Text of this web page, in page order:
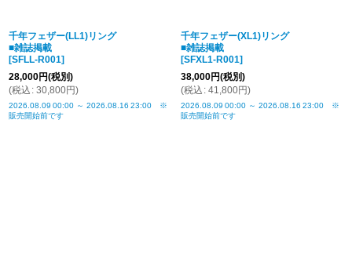
千年フェザー(LL1)リング
■雑誌掲載
[SFLL-R001]
28,000円(税別)
(税込 : 30,800円)
2026.08.09 00:00 ～ 2026.08.16 23:00 ※
販売開始前です
千年フェザー(XL1)リング
■雑誌掲載
[SFXL1-R001]
38,000円(税別)
(税込 : 41,800円)
2026.08.09 00:00 ～ 2026.08.16 23:00 ※
販売開始前です